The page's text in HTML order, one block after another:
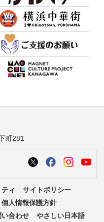
町281
ィ
サイトポリシー
個人情報保護方針
い合わせ やさしい日本語